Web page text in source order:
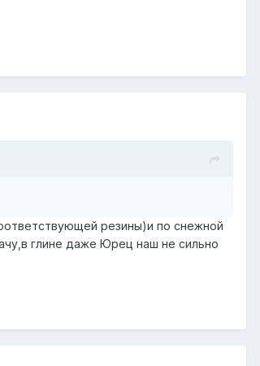
резины)и по снежной
глине даже Юрец наш не сильно